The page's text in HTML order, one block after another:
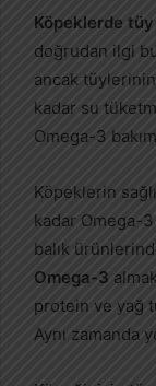
Köpeklerde tüy
doğrudan ilgi
ancak
kadar su
Omega-3
Köpeklerin
kadar Omega-
balık
Omega-3
protein ve yağ
Aynı zamanda